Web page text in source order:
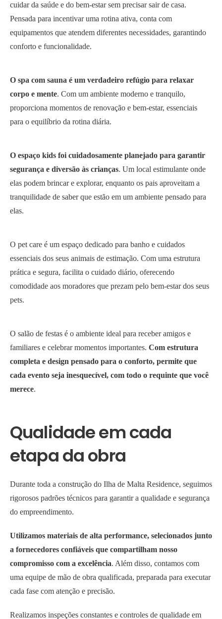
cuidar da saúde e do bem-estar sem precisar sair de casa.
Pensada para incentivar uma rotina ativa, conta com
equipamentos que atendem diferentes necessidades, garantindo
conforto e funcionalidade.
O spa com sauna é um verdadeiro refúgio para relaxar
corpo e mente. Com um ambiente moderno e tranquilo,
proporciona momentos de renovação e bem-estar, essenciais
para o equilíbrio da rotina diária.
O espaço kids foi cuidadosamente planejado para garantir
segurança e diversão às crianças. Um local estimulante onde
elas podem brincar e explorar, enquanto os pais aproveitam a
tranquilidade de saber que estão em um ambiente pensado para
elas.
O pet care é um espaço dedicado para banho e cuidados
essenciais dos seus animais de estimação. Com uma estrutura
prática e segura, facilita o cuidado diário, oferecendo
comodidade aos moradores que prezam pelo bem-estar dos seus
pets.
O salão de festas é o ambiente ideal para receber amigos e
familiares e celebrar momentos importantes. Com estrutura
completa e design pensado para o conforto, permite que
cada evento seja inesquecível, com todo o requinte que você
merece.
Qualidade em cada
etapa da obra
Durante toda a construção do Ilha de Malta Residence, seguimos
rigorosos padrões técnicos para garantir a qualidade e segurança
do empreendimento.
Utilizamos materiais de alta performance, selecionados junto
a fornecedores confiáveis que compartilham nosso
compromisso com a excelência. Além disso, contamos com
uma equipe de mão de obra qualificada, preparada para executar
cada fase com atenção e precisão.
Realizamos inspeções constantes e controles de qualidade em